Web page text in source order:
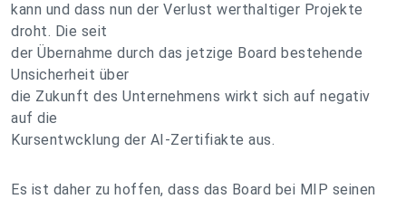
kann und dass nun der Verlust werthaltiger Projekte
droht. Die seit
der Übernahme durch das jetzige Board bestehende
Unsicherheit über
die Zukunft des Unternehmens wirkt sich auf negativ
auf die
Kursentwcklung der AI-Zertifiakte aus.
Es ist daher zu hoffen, dass das Board bei MIP seinen